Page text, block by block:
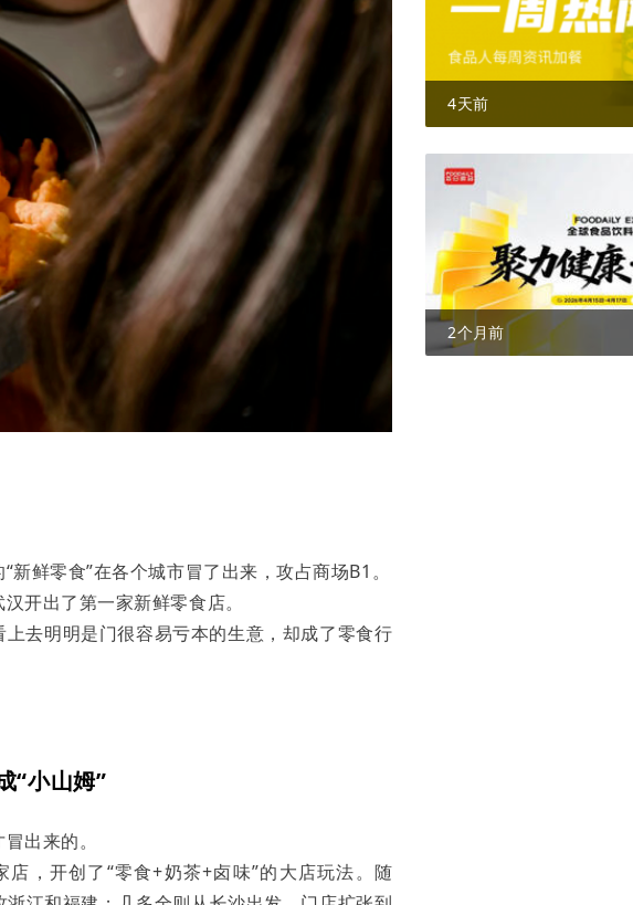
鲜零食”在各个城市冒了出来，攻占商场B1。
开出了第一家新鲜零食店。
去明明是门很容易亏本的生意，却成了零食行
“小山姆”
出来的。
，开创了“零食+奶茶+卤味”的大店玩法。随
4天前
2个月前